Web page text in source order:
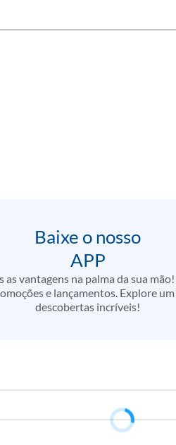
Baixe o nosso
APP
as vantagens na palma da sua
e lançamentos. Explore
descobertas incríveis!